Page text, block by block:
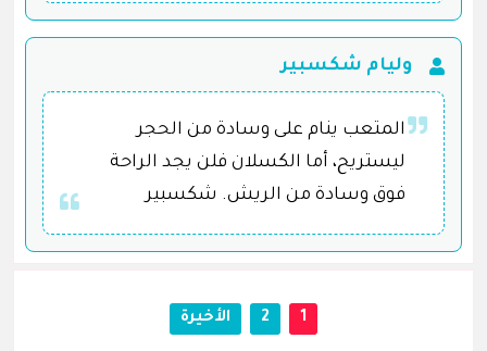
وليام شكسبير
المتعب ينام على وسادة من الحجر
ليستريح، أما الكسلان فلن يجد الراحة
فوق وسادة من الريش. شكسبير
1
2 الأخيرة